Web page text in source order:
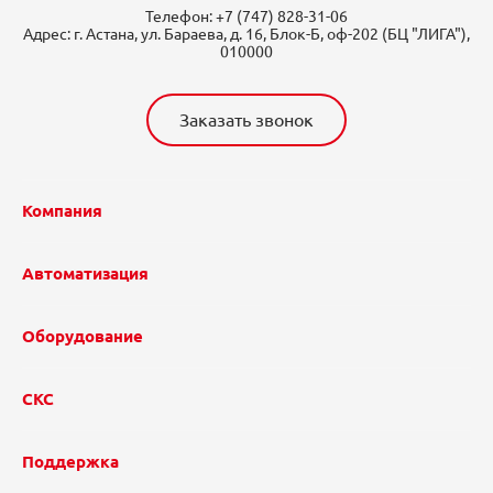
Телефон:+7 (747) 828-31-06
Адрес: г. Астана, ул. Бараева, д. 16, Блок-Б, оф-202 (БЦ "ЛИГА"),
010000
Заказать звонок
Компания
Автоматизация
Оборудование
СКС
Поддержка